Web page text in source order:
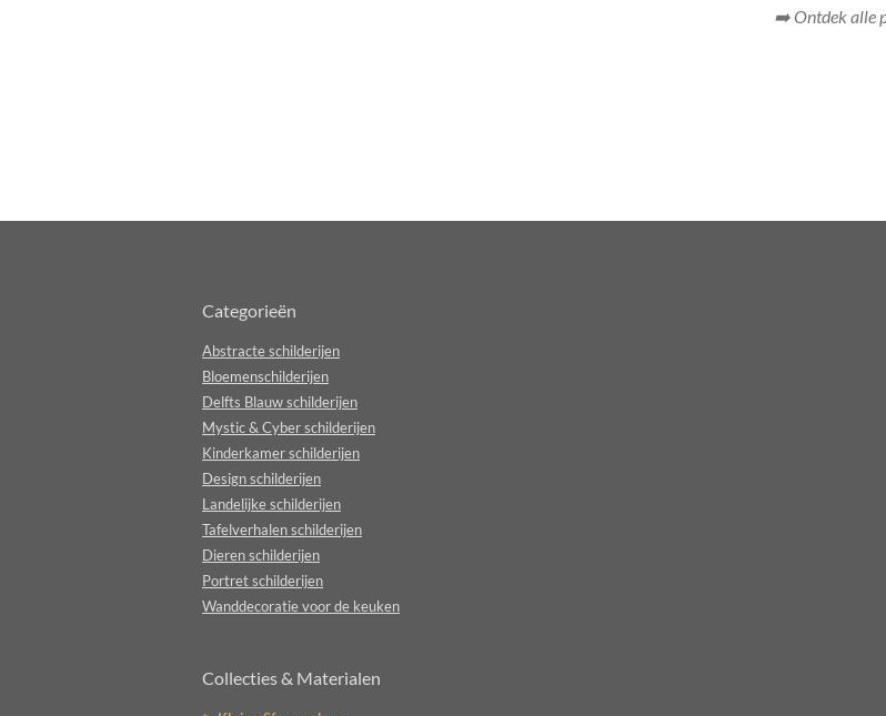
➡️ Ontdek alle
Categorieën
Abstracte schilderijen
Bloemenschilderijen
Delfts Blauw schilderijen
Mystic & Cyber schilderijen
Kinderkamer schilderijen
Design schilderijen
Landelijke schilderijen
Tafelverhalen schilderijen
Dieren schilderijen
Portret schilderijen
Wanddecoratie voor de keuken
Collecties & Materialen